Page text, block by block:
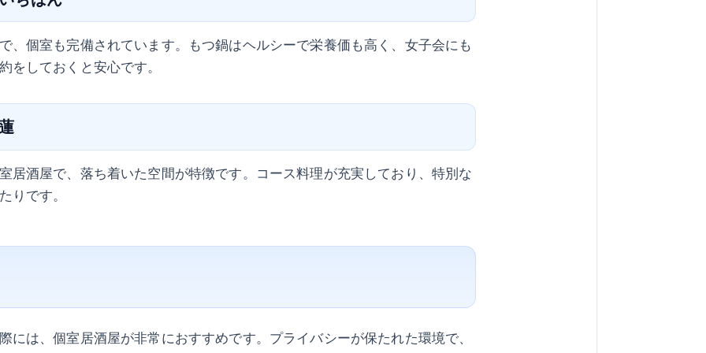
、個室も完備されています。もつ鍋はヘルシーで栄養価も高く、女子会にも
をしておくと安心です。
居酒屋で、落ち着いた空間が特徴です。コース料理が充実しており、特別な
りです。
には、個室居酒屋が非常におすすめです。プライバシーが保たれた環境で、